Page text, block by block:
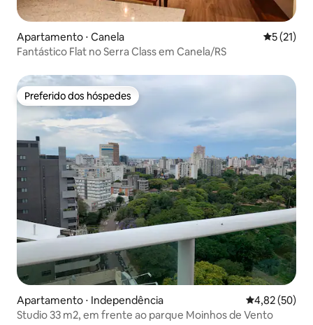
Apartamento ⋅ Canela 5 de uma
5 (21)
Fantástico Flat no Serra Class em Canela/RS
Preferido dos hóspedes
Preferido dos hóspedes
Apartamento ⋅ Independência 4,82 de uma
4,82 (50)
Studio 33 m2, em frente ao parque Moinhos de Vento